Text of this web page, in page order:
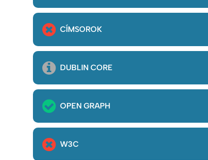
CÍMSOROK
DUBLIN CORE
OPEN GRAPH
W3C